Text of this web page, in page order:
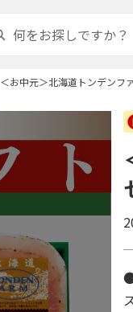
＜お中元＞北海道トンデンフ